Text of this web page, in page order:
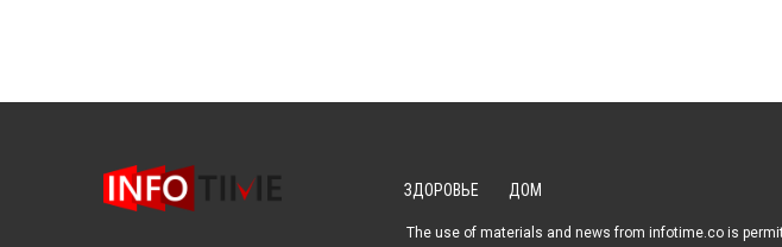
ЗДОРОВЬЕ ДОМ
The use of materials and news from infotime.co is